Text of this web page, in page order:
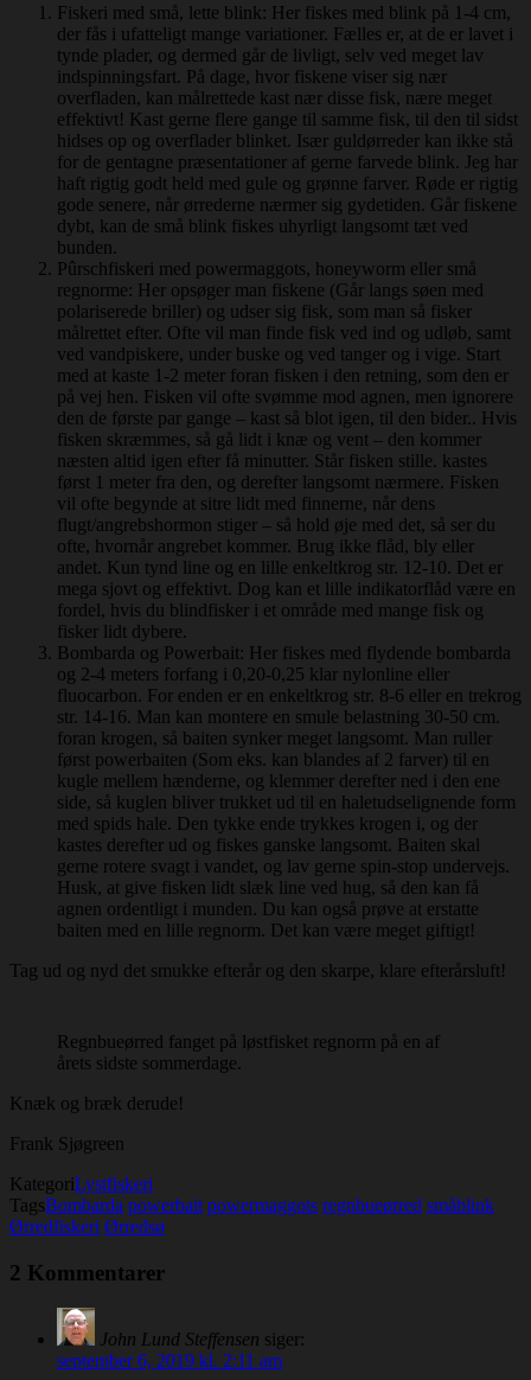
Fiskeri med små, lette blink: Her fiskes med blink på 1-4 cm,
der fås i ufatteligt mange variationer. Fælles er, at de er lavet i
tynde plader, og dermed går de livligt, selv ved meget lav
indspinningsfart. På dage, hvor fiskene viser sig nær
overfladen, kan målrettede kast nær disse fisk, nære meget
effektivt! Kast gerne flere gange til samme fisk, til den til sidst
hidses op og overflader blinket. Især guldørreder kan ikke stå
for de gentagne præsentationer af gerne farvede blink. Jeg har
haft rigtig godt held med gule og grønne farver. Røde er rigtig
gode senere, når ørrederne nærmer sig gydetiden. Går fiskene
dybt, kan de små blink fiskes uhyrligt langsomt tæt ved
bunden.
Pûrschfiskeri med powermaggots, honeyworm eller små
regnorme: Her opsøger man fiskene (Går langs søen med
polariserede briller) og udser sig fisk, som man så fisker
målrettet efter. Ofte vil man finde fisk ved ind og udløb, samt
ved vandpiskere, under buske og ved tanger og i vige. Start
med at kaste 1-2 meter foran fisken i den retning, som den er
på vej hen. Fisken vil ofte svømme mod agnen, men ignorere
den de første par gange – kast så blot igen, til den bider.. Hvis
fisken skræmmes, så gå lidt i knæ og vent – den kommer
næsten altid igen efter få minutter. Står fisken stille. kastes
først 1 meter fra den, og derefter langsomt nærmere. Fisken
vil ofte begynde at sitre lidt med finnerne, når dens
flugt/angrebshormon stiger – så hold øje med det, så ser du
ofte, hvornår angrebet kommer. Brug ikke flåd, bly eller
andet. Kun tynd line og en lille enkeltkrog str. 12-10. Det er
mega sjovt og effektivt. Dog kan et lille indikatorflåd være en
fordel, hvis du blindfisker i et område med mange fisk og
fisker lidt dybere.
Bombarda og Powerbait: Her fiskes med flydende bombarda
og 2-4 meters forfang i 0,20-0,25 klar nylonline eller
fluocarbon. For enden er en enkeltkrog str. 8-6 eller en trekrog
str. 14-16. Man kan montere en smule belastning 30-50 cm.
foran krogen, så baiten synker meget langsomt. Man ruller
først powerbaiten (Som eks. kan blandes af 2 farver) til en
kugle mellem hænderne, og klemmer derefter ned i den ene
side, så kuglen bliver trukket ud til en haletudselignende form
med spids hale. Den tykke ende trykkes krogen i, og der
kastes derefter ud og fiskes ganske langsomt. Baiten skal
gerne rotere svagt i vandet, og lav gerne spin-stop undervejs.
Husk, at give fisken lidt slæk line ved hug, så den kan få
agnen ordentligt i munden. Du kan også prøve at erstatte
baiten med en lille regnorm. Det kan være meget giftigt!
Tag ud og nyd det smukke efterår og den skarpe, klare efterårsluft!
Regnbueørred fanget på løstfisket regnorm på en af
årets sidste sommerdage.
Knæk og bræk derude!
Frank Sjøgreen
KategoriLystfiskeri
TagsBombarda powerbait powermaggots regnbueørred småblink
Ørredfiskeri Ørredsø
2 Kommentarer
John Lund Steffensen siger:
september 6, 2019 kl. 2:11 am